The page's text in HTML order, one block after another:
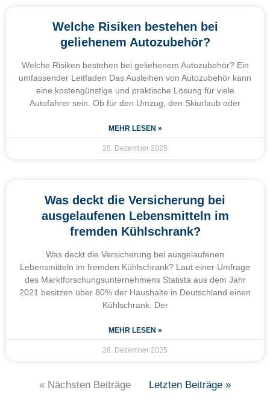
Welche Risiken bestehen bei
geliehenem Autozubehör?
Welche Risiken bestehen bei geliehenem Autozubehör? Ein
umfassender Leitfaden Das Ausleihen von Autozubehör kann
eine kostengünstige und praktische Lösung für viele
Autofahrer sein. Ob für den Umzug, den Skiurlaub oder
MEHR LESEN »
28. Dezember 2025
Was deckt die Versicherung bei
ausgelaufenen Lebensmitteln im
fremden Kühlschrank?
Was deckt die Versicherung bei ausgelaufenen
Lebensmitteln im fremden Kühlschrank? Laut einer Umfrage
des Marktforschungsunternehmens Statista aus dem Jahr
2021 besitzen über 80% der Haushalte in Deutschland einen
Kühlschrank. Der
MEHR LESEN »
28. Dezember 2025
« Nächsten Beiträge Letzten Beiträge »